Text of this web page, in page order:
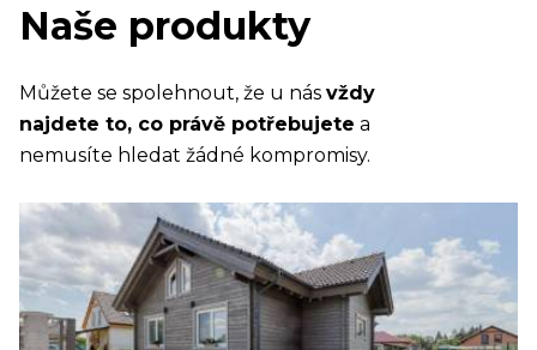
Naše produkty
Můžete se spolehnout, že u nás vždy
najdete to, co právě potřebujete a
nemusíte hledat žádné kompromisy.